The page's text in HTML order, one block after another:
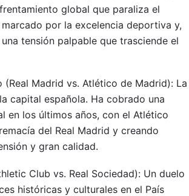
global que paraliza el
por la excelencia deportiva y,
tensión palpable que trasciende el
(Real Madrid vs. Atlético de Madrid): La
capital española. Ha cobrado una
en los últimos años, con el Atlético
del Real Madrid y creando
y gran calidad.
Club vs. Real Sociedad): Un duelo
históricas y culturales en el País